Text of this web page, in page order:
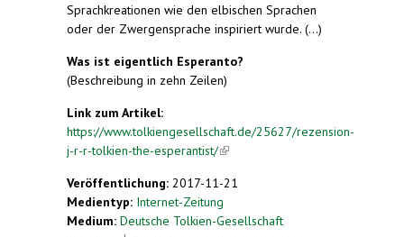
Sprachkreationen wie den elbischen Sprachen
oder der Zwergensprache inspiriert wurde. (...)
Was ist eigentlich Esperanto?
(Beschreibung in zehn Zeilen)
Link zum Artikel:
https://www.tolkiengesellschaft.de/25627/rezension-
j-r-r-tolkien-the-esperantist/(link is external)
Veröffentlichung: 2017-11-21
Medientyp: Internet-Zeitung
Medium: Deutsche Tolkien-Gesellschaft